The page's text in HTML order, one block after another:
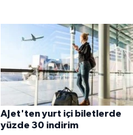
AJet'ten yurt içi biletlerde
yüzde 30 indirim